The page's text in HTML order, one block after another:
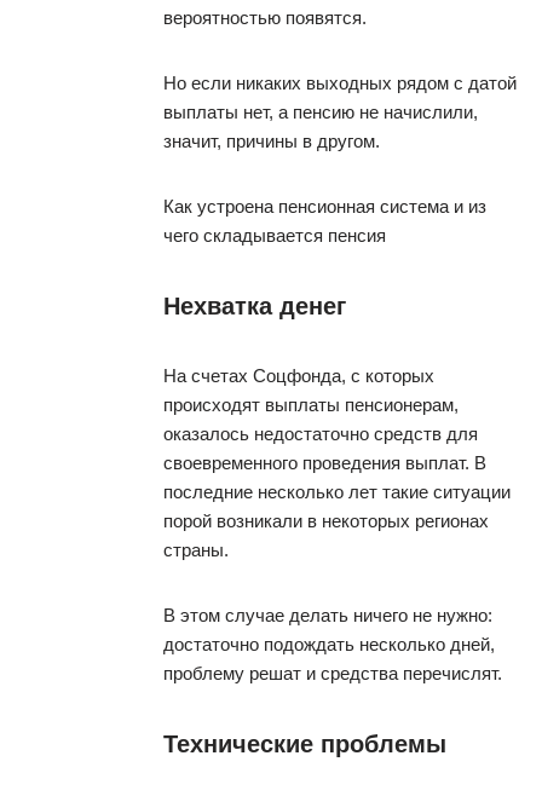
вероятностью появятся.
Но если никаких выходных рядом с датой
выплаты нет, а пенсию не начислили,
значит, причины в другом.
Как устроена пенсионная система и из
чего складывается пенсия
Нехватка денег
На счетах Соцфонда, с которых
происходят выплаты пенсионерам,
оказалось недостаточно средств для
своевременного проведения выплат. В
последние несколько лет такие ситуации
порой возникали в некоторых регионах
страны.
В этом случае делать ничего не нужно:
достаточно подождать несколько дней,
проблему решат и средства перечислят.
Технические проблемы